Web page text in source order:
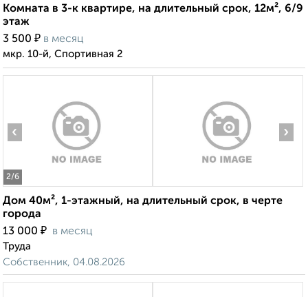
Комната в 3-к квартире, на длительный срок, 12м², 6/9
этаж
3 500 ₽ в месяц
мкр. 10-й, Спортивная 2
2/6
‹ ›
Дом 40м², 1-этажный, на длительный срок, в черте
города
13 000 ₽ в месяц
Труда
Собственник, 04.08.2026